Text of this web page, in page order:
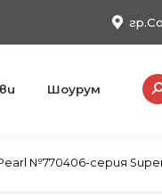
Шоурум
№770406-серия